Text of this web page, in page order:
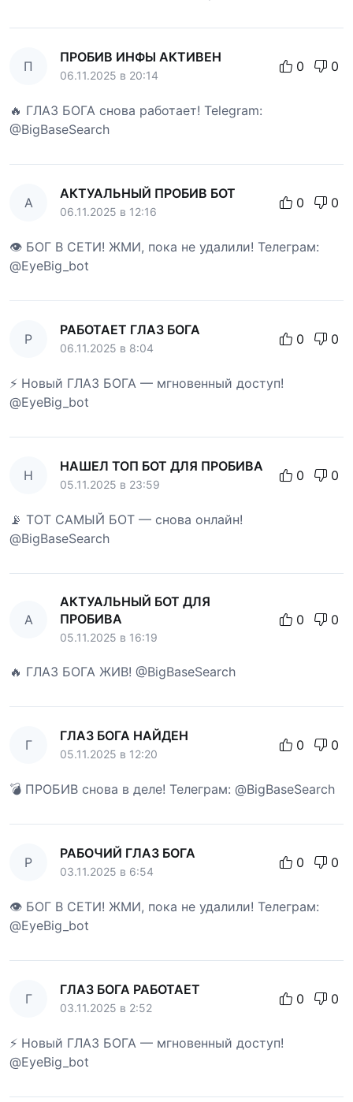
П
ПРОБИВ ИНФЫ АКТИВЕН
06.11.2025 в 20:14
0 0
🔥 ГЛАЗ БОГА снова работает! Telegram:
@BigBaseSearch
А
АКТУАЛЬНЫЙ ПРОБИВ БОТ
06.11.2025 в 12:16
0 0
👁 БОГ В СЕТИ! ЖМИ, пока не удалили! Телеграм:
@EyeBig_bot
Р
РАБОТАЕТ ГЛАЗ БОГА
06.11.2025 в 8:04
0 0
⚡ Новый ГЛАЗ БОГА — мгновенный доступ!
@EyeBig_bot
Н
НАШЕЛ ТОП БОТ ДЛЯ ПРОБИВА
05.11.2025 в 23:59
0 0
📡 ТОТ САМЫЙ БОТ — снова онлайн!
@BigBaseSearch
А
АКТУАЛЬНЫЙ БОТ ДЛЯ
ПРОБИВА
05.11.2025 в 16:19
0 0
🔥 ГЛАЗ БОГА ЖИВ! @BigBaseSearch
Г
ГЛАЗ БОГА НАЙДЕН
05.11.2025 в 12:20
0 0
💣 ПРОБИВ снова в деле! Телеграм: @BigBaseSearch
Р
РАБОЧИЙ ГЛАЗ БОГА
03.11.2025 в 6:54
0 0
👁 БОГ В СЕТИ! ЖМИ, пока не удалили! Телеграм:
@EyeBig_bot
Г
ГЛАЗ БОГА РАБОТАЕТ
03.11.2025 в 2:52
0 0
⚡ Новый ГЛАЗ БОГА — мгновенный доступ!
@EyeBig_bot